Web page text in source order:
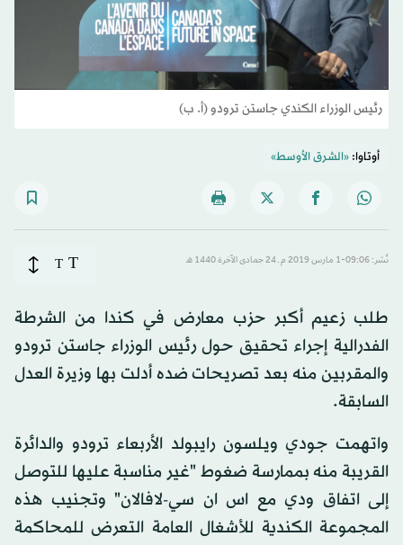
رئيس الوزراء الكندي جاستن ترودو (أ. ب)
أوتاوا:«الشرق الأوسط»
نُشر: 09:06-1 مارس 2019 م ـ 24 جمادى الآخرة 1440 هـ T
T
طلب زعيم أكبر حزب معارض في كندا من الشرطة
الفدرالية إجراء تحقيق حول رئيس الوزراء جاستن ترودو
والمقربين منه بعد تصريحات ضده أدلت بها وزيرة العدل
السابقة.
واتهمت جودي ويلسون رايبولد الأربعاء ترودو والدائرة
القريبة منه بممارسة ضغوط "غير مناسبة عليها للتوصل
إلى اتفاق ودي مع اس ان سي-لافالان" وتجنيب هذه
المجموعة الكندية للأشغال العامة التعرض للمحاكمة